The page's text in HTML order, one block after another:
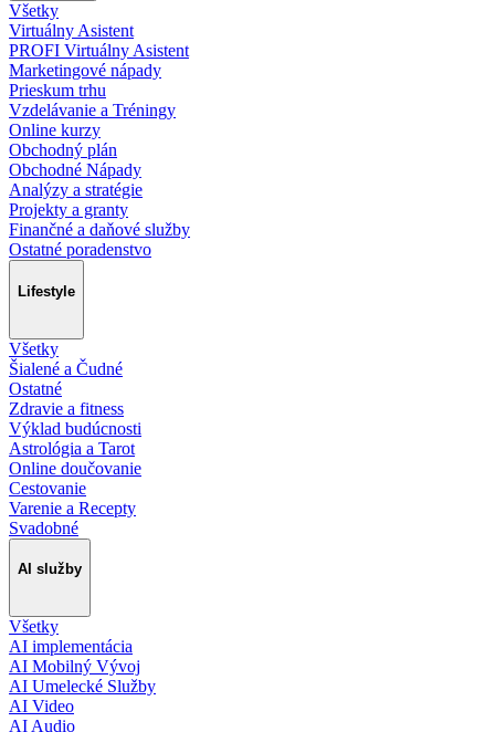
Všetky
Virtuálny Asistent
PROFI Virtuálny Asistent
Marketingové nápady
Prieskum trhu
Vzdelávanie a Tréningy
Online kurzy
Obchodný plán
Obchodné Nápady
Analýzy a stratégie
Projekty a granty
Finančné a daňové služby
Ostatné poradenstvo
Lifestyle
Všetky
Šialené a Čudné
Ostatné
Zdravie a fitness
Výklad budúcnosti
Astrológia a Tarot
Online doučovanie
Cestovanie
Varenie a Recepty
Svadobné
AI služby
Všetky
AI implementácia
AI Mobilný Vývoj
AI Umelecké Služby
AI Video
AI Audio